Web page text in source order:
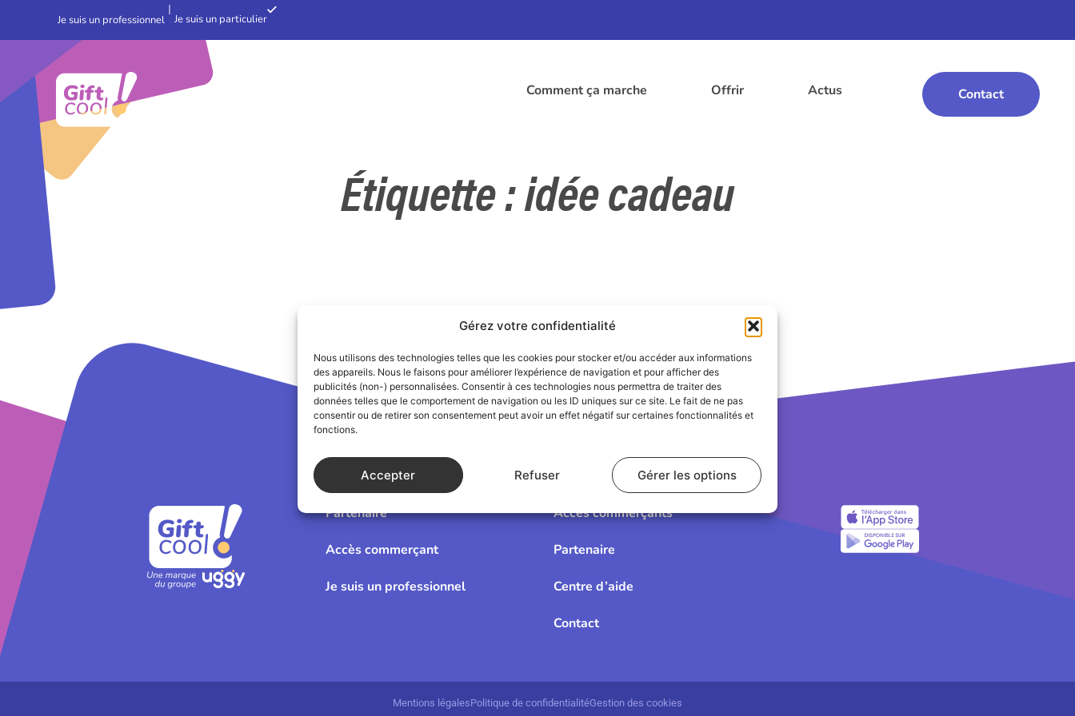
Gérez votre confidentialité
Nous utilisons des technologies telles que les cookies pour stocker et/ou accéder aux informations
des appareils. Nous le faisons pour améliorer l’expérience de navigation et pour afficher des
publicités (non-) personnalisées. Consentir à ces technologies nous permettra de traiter des
données telles que le comportement de navigation ou les ID uniques sur ce site. Le fait de ne pas
consentir ou de retirer son consentement peut avoir un effet négatif sur certaines fonctionnalités et
fonctions.
Accepter Refuser Gérer les options
Je suis un professionnel Je suis un particulier
Comment ça marche Offrir Actus Contact
Étiquette : idée cadeau
Partenaire
Accès commerçant
Je suis un professionnel
Accès commerçants
Partenaire
Centre d’aide
Contact
Mentions légalesPolitique de confidentialitéGestion des cookies